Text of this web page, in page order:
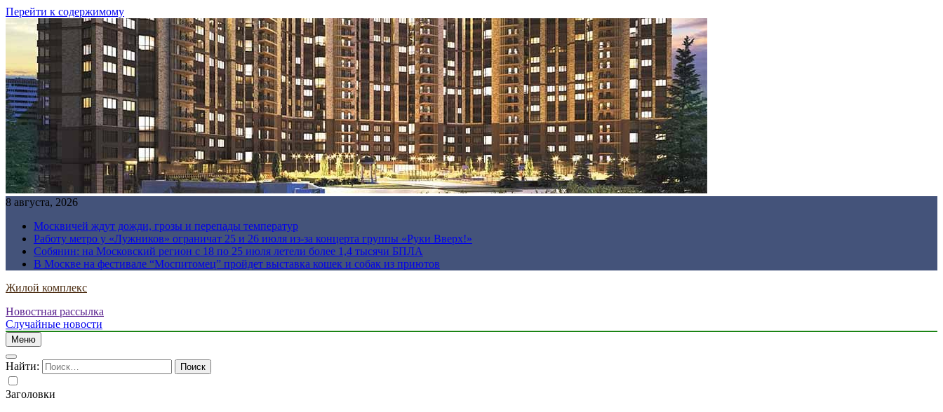
Перейти к содержимому
8 августа, 2026
Москвичей ждут дожди, грозы и перепады температур
Работу метро у «Лужников» ограничат 25 и 26 июля из-за концерта группы «Руки Вверх!»
Собянин: на Московский регион с 18 по 25 июля летели более 1,4 тысячи БПЛА
В Москве на фестивале “Моспитомец” пройдет выставка кошек и собак из приютов
Жилой комплекс
Новостная рассылка
Случайные новости
Меню
Найти:
Заголовки